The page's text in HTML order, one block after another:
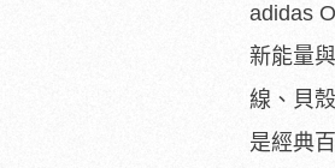
adidas
新能量
線、貝
是經典